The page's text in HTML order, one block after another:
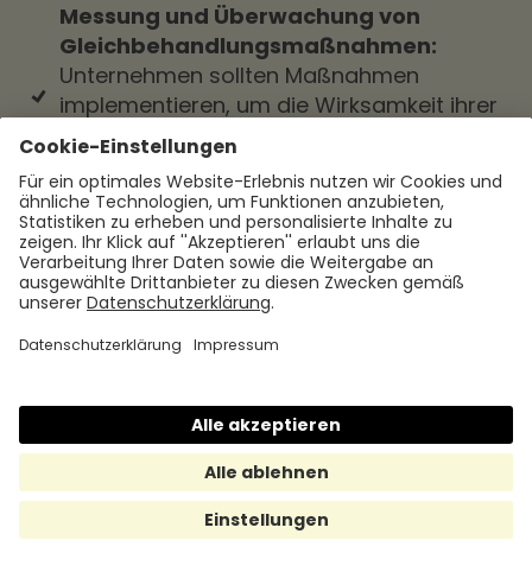
Messung und Überwachung von
Gleichbehandlungsmaßnahmen:
Unternehmen sollten Maßnahmen
implementieren, um die Wirksamkeit ihrer
Gleichbehandlungspraktiken zu messen
und zu überwachen. Dies kann
beispielsweise durch die regelmäßige
Erhebung vonMitarbeiterfeedback, die
Analyse von Personalstatistiken oder die
Durchführung von
Mitarbeiterbefragungen erfolgen. Durch
die Überwachung von
Unternehmen potenzielle Probleme
identifizieren und gezielte
Verbesserungen vornehmen.
Die Umsetzung dieser Best Practices